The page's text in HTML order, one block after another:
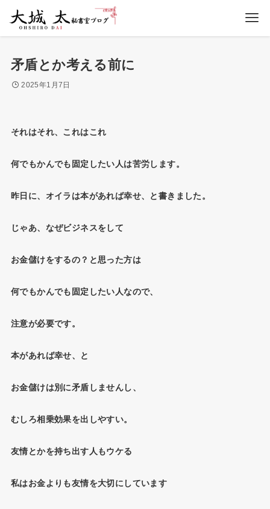
矛盾とか考える前に
2025年1月7日
それはそれ、これはこれ
何でもかんでも固定したい人は苦労します。
昨日に、オイラは本があれば幸せ、と書きました。
じゃあ、なぜビジネスをして
お金儲けをするの？と思った方は
何でもかんでも固定したい人なので、
注意が必要です。
本があれば幸せ、と
お金儲けは別に矛盾しませんし、
むしろ相乗効果を出しやすい。
友情とかを持ち出す人もウケる
私はお金よりも友情を大切にしています